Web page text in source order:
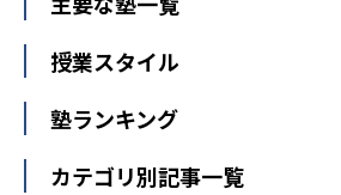
山形県
福島県
関東
東京都
神奈川県
栃木県
群馬県
【掲載塾一覧を見る】
東京個別指導学院
明光義塾
授業スタイル
個別指導
オンライン指導
塾ランキング
中学受験ランキング
カテゴリ別記事一覧